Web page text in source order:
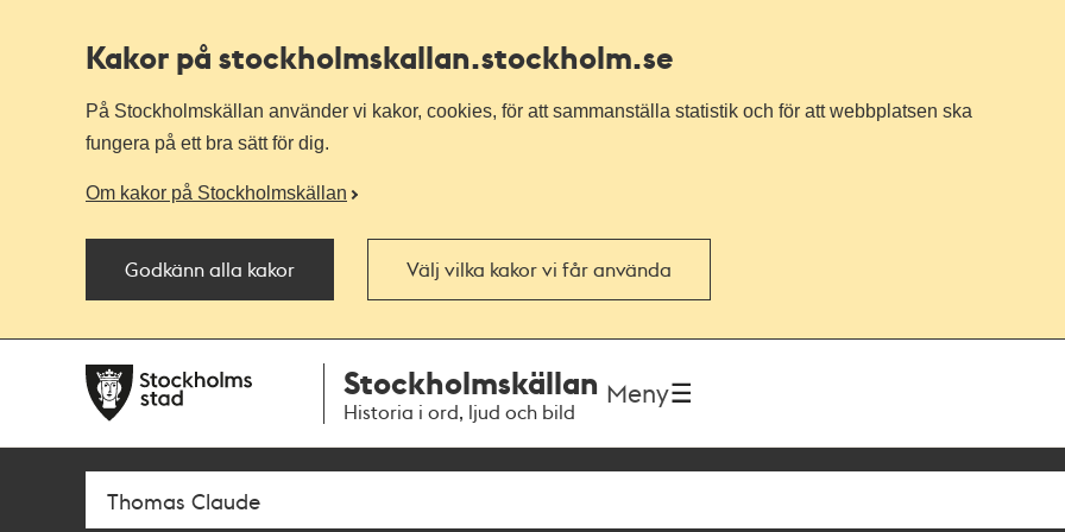
Kakor på stockholmskallan.stockholm.se
På Stockholmskällan använder vi kakor, cookies, för att sammanställa statistik och för att webbplatsen ska
fungera på ett bra sätt för dig.
Om kakor på Stockholmskällan
Godkänn alla kakor Välj vilka kakor vi får använda
navigationen
huvudinnehållet
Stockholmskällan
Historia i ord, ljud och bild
Meny
Sök